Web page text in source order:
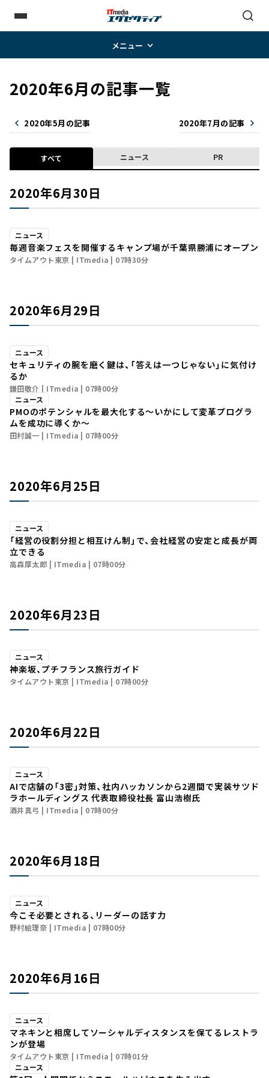
メニュー
2020年6月の記事一覧
2020年5月の記事 2020年7月の記事
すべて ニュース PR
2020年6月30日
ニュース
毎週音楽フェスを開催するキャンプ場が千葉県勝浦にオープン
タイムアウト東京 ITmedia 07時30分
2020年6月29日
ニュース
セキュリティの腕を磨く鍵は、「答えは一つじゃない」に気付け
るか
鎌田敬介 ITmedia
07時00分
ニュース
PMOのポテンシャルを最大化する～いかにして変革プログラ
ムを成功に導くか～
田村誠一 ITmedia 07時00分
2020年6月25日
ニュース
「経営の役割分担と相互けん制」で、会社経営の安定と成長が両
立できる
高森厚太郎 ITmedia 07時00分
2020年6月23日
ニュース
神楽坂、プチフランス旅行ガイド
タイムアウト東京 ITmedia 07時00分
2020年6月22日
ニュース
AIで店舗の「3密」対策、社内ハッカソンから2週間で実装――サツド
ラホールディングス 代表取締役社長 富山浩樹氏
酒井真弓 ITmedia 07時00分
2020年6月18日
ニュース
今こそ必要とされる、リーダーの話す力
野村絵理奈 ITmedia 07時00分
2020年6月16日
ニュース
マネキンと相席してソーシャルディスタンスを保てるレストラ
ンが登場
タイムアウト東京 ITmedia
07時01分
ニュース